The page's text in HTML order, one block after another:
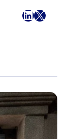
Facebook
LinkedIn
X Mail